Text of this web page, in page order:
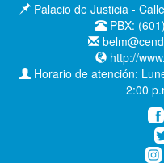
Palacio de Justicia -
PBX:
http://
Horario de atención:
2:00